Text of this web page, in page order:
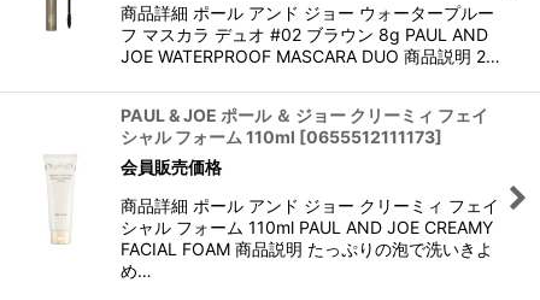
商品詳細 ポール アンド ジョー ウォータープルー
フ マスカラ デュオ #02 ブラウン 8g PAUL AND
JOE WATERPROOF MASCARA DUO 商品説明 2…
PAUL & JOE ポール ＆ ジョー クリーミィ フェイ
シャル フォーム 110ml [0655512111173]
会員販売価格
商品詳細 ポール アンド ジョー クリーミィ フェイ
シャル フォーム 110ml PAUL AND JOE CREAMY
FACIAL FOAM 商品説明 たっぷりの泡で洗いきよ
め…